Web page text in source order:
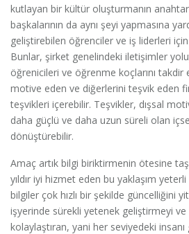
kutlayan bir kültür oluşturmanın
başkalarının da aynı şeyi yapmasına
geliştirebilen öğrenciler ve iş liderleri
Bunlar, şirket genelindeki iletişimler
öğrenicileri ve öğrenme koçlarını takdir
motive eden ve diğerlerini teşvik eden
teşvikleri içerebilir. Teşvikler, dışsal
daha güçlü ve daha uzun süreli olan
dönüştürebilir.
Amaç artık bilgi biriktirmenin ötesine
yıldır iyi hizmet eden bu yaklaşım
bilgiler çok hızlı bir şekilde güncelliğini
işyerinde sürekli yetenek geliştirmeyi
kolaylaştıran, yani her seviyedeki